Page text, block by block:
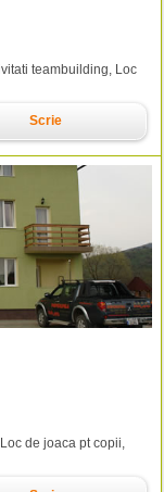
teambuilding, Loc
Scrie
de joaca pt copii,